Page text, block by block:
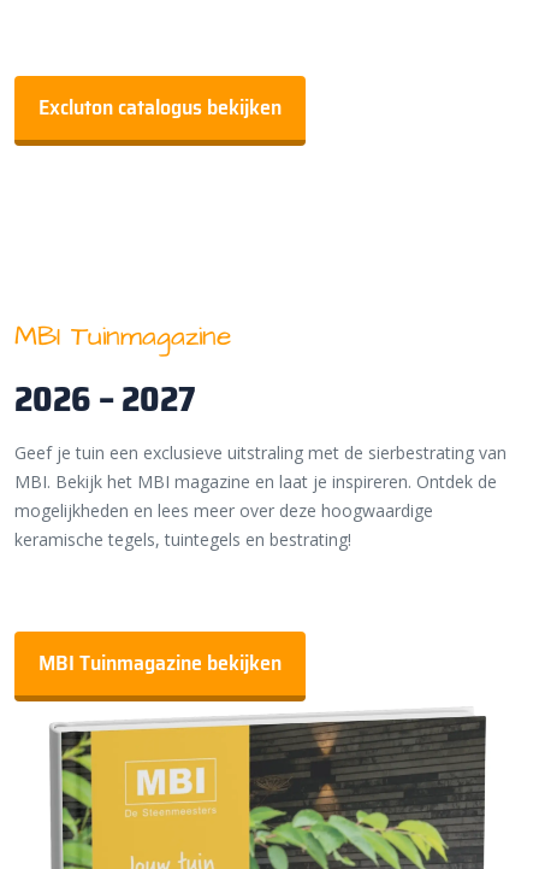
Excluton catalogus bekijken
MBI Tuinmagazine
2026 – 2027
Geef je tuin een exclusieve uitstraling met de sierbestrating van
MBI. Bekijk het MBI magazine en laat je inspireren. Ontdek de
mogelijkheden en lees meer over deze hoogwaardige
keramische tegels, tuintegels en bestrating!
MBI Tuinmagazine bekijken